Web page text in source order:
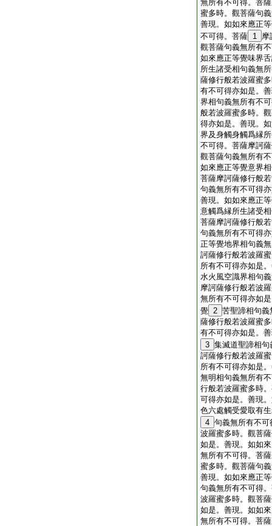
無所有不可得。菩
蜜多時。觀菩薩句
善現。如如來應正
不可得。菩薩 1 摩
觀菩薩句義無所有
如來應正等覺味界
所生諸受相句義無
薩修行般若波羅蜜
有不可得亦如是。
界相句義無所有不
般若波羅蜜多時。
得亦如是。善現。
界及身觸身觸爲縁
不可得。菩薩摩訶
觀菩薩句義無所有
如來應正等覺意界
菩薩摩訶薩修行般
句義無所有不可得
善現。如如來應正
意觸爲縁所生諸受
菩薩摩訶薩修行般
句義無所有不可得
正等覺地界相句義
訶薩修行般若波羅
所有不可得亦如是
水火風空識界相句
摩訶薩修行般若波
無所有不可得亦如
覺 2 苦聖諦相句義
薩修行般若波羅蜜
有不可得亦如是。
3 集滅道聖諦相
訶薩修行般若波羅
所有不可得亦如是
無明相句義無所有
行般若波羅蜜多時
可得亦如是。善現
色六處觸受愛取有
4 句義無所有不
波羅蜜多時。觀菩
如是。善現。如如
無所有不可得。菩
蜜多時。觀菩薩句
善現。如如來應正
句義無所有不可得
波羅蜜多時。觀菩
如是。善現。如如
無所有不可得。菩